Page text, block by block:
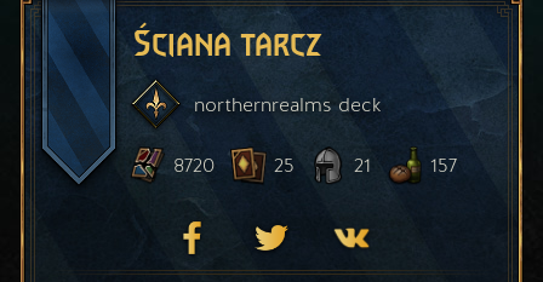
Ściana tarcz
northernrealmsdeck
8720 25 21 157